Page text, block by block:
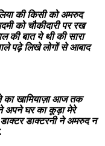
की किसी को अमरुद
को चौकीदारी पर रख
की बात ये थी की सारा
पढ़े लिखे लोगों से आबाद
का खामियाज़ा आज तक
अपने घर का कूड़ा मेरे
डाक्टरनी ने अमरुद न